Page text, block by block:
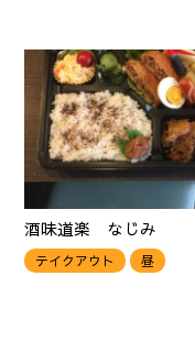
酒味道楽 なじみ
テイクアウト 昼